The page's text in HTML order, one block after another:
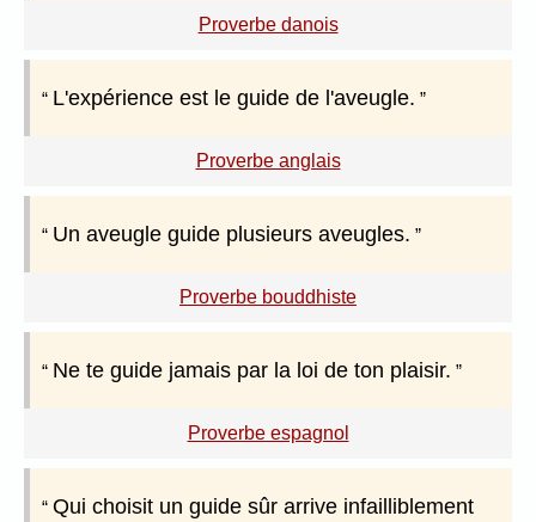
Proverbe danois
L'expérience est le guide de l'aveugle.
Proverbe anglais
Un aveugle guide plusieurs aveugles.
Proverbe bouddhiste
Ne te guide jamais par la loi de ton plaisir.
Proverbe espagnol
Qui choisit un guide sûr arrive infailliblement